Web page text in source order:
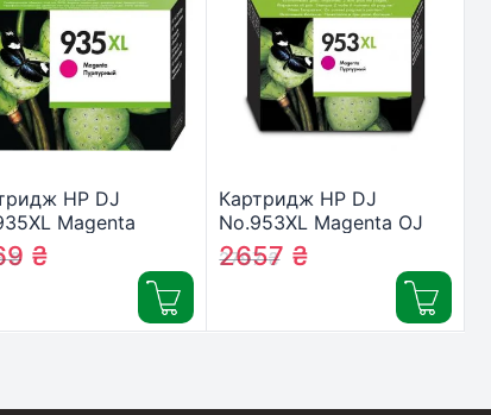
HP DJ
Magenta
₴ ₴
Картридж HP DJ
No.953XL Magenta OJ
Pro
8210/8710/8720/8725/8730
2797₴
2657 ₴